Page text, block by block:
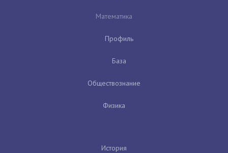
Математика
Профиль
База
Обществознание
Физика
История